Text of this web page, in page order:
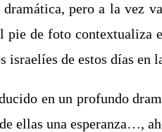
pero a la vez
pie de foto contextualiza
israelíes de estos días en
en un profundo
ellas una esperanza…,